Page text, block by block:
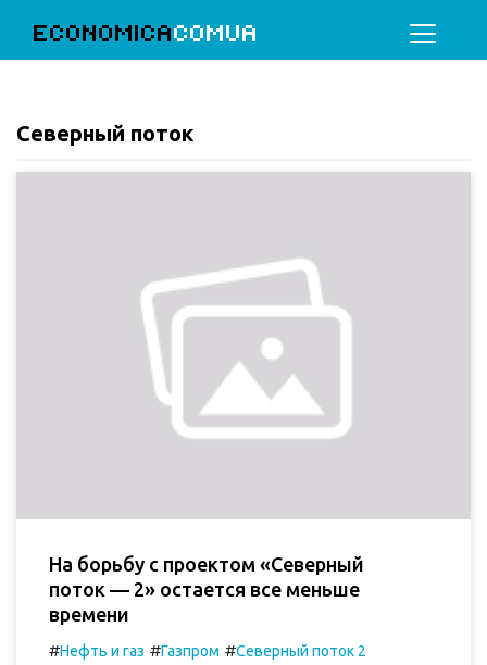
ECONOMICACOMUA
Северный поток
На борьбу с проектом «Северный
поток — 2» остается все меньше
времени
#Нефть и газ #Газпром #Северный поток 2